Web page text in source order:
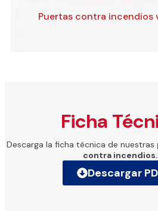
Puertas contra incendios
Ficha
Descarga la ficha técnica de nuestras
contra incendios.
Descargar